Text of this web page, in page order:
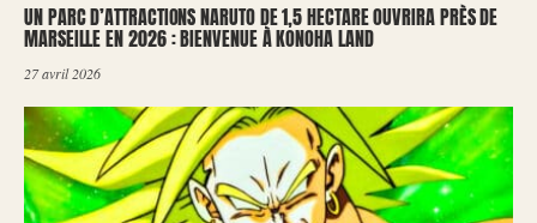
UN PARC D’ATTRACTIONS NARUTO DE 1,5 HECTARE OUVRIRA PRÈS DE
MARSEILLE EN 2026 : BIENVENUE À KONOHA LAND
27 avril 2026